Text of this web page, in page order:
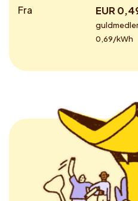
Fra EUR
0,69/kWh